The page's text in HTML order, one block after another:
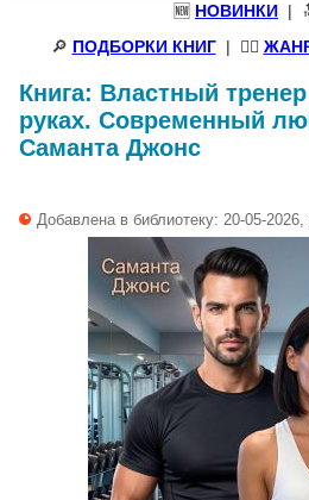
🆕 НОВИНКИ |
🔎 ПОДБОРКИ КНИГ| 🧝‍♀️
Книга: Властный
руках. Современный
Саманта Джонс
Добавлена в библиотеку: 20-05-2026,